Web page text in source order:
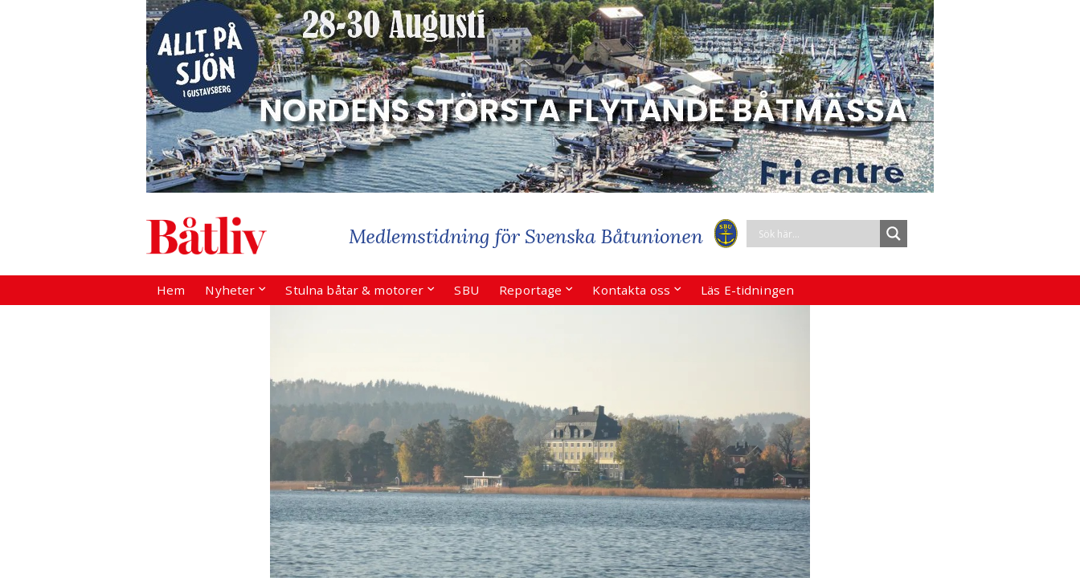
Hem Nyheter Stulna båtar & motorer SBU Reportage Kontakta oss Läs E-tidningen